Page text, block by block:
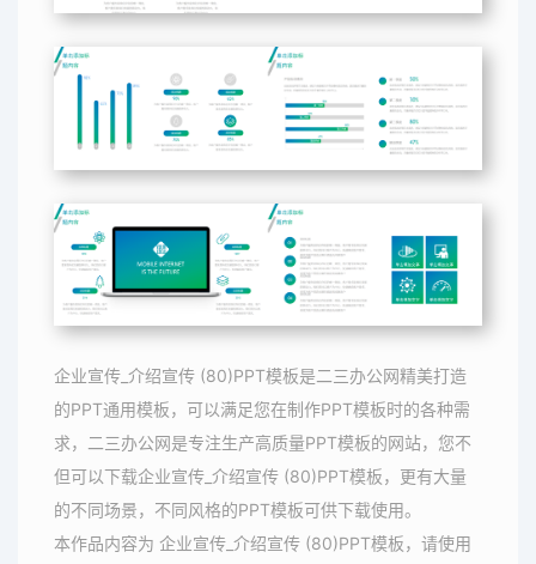
企业宣传_介绍宣传 (80)PPT模板是二三办公网精美打造
的PPT通用模板，可以满足您在制作PPT模板时的各种需
求，二三办公网是专注生产高质量PPT模板的网站，您不
但可以下载企业宣传_介绍宣传 (80)PPT模板，更有大量
的不同场景，不同风格的PPT模板可供下载使用。
本作品内容为 企业宣传_介绍宣传 (80)PPT模板，请使用